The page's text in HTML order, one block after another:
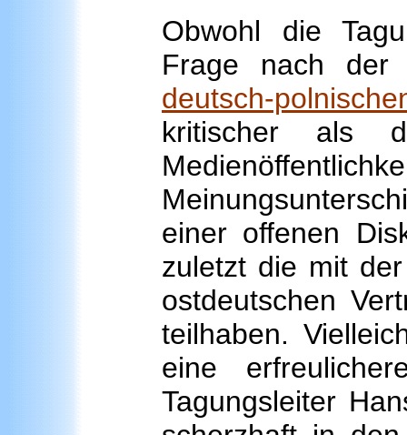
Obwohl die
Frage nach der
deutsch-
kritischer als
einer offenen
zuletzt die mit
ostdeutschen
teilhaben.
eine
Tagungsleiter